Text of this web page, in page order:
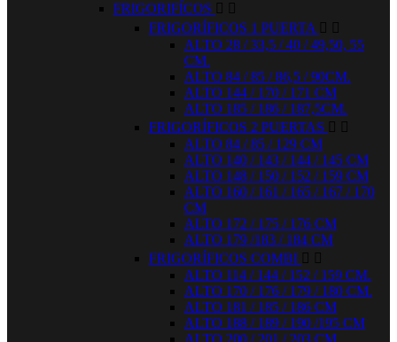
FRIGORIFÍCOS  
FRIGORÍFICOS 1 PUERTA  
ALTO 28 / 33,5 / 40 / 49,50, 55
CM.
ALTO 84 / 85 / 86,5 / 90CM.
ALTO 144 / 170 / 171 CM
ALTO 185 / 186 / 187,5CM.
FRIGORÍFICOS 2 PUERTAS  
ALTO 84 / 85 / 129 CM
ALTO 140 / 143 / 144 / 145 CM
ALTO 148 / 150 / 152 / 159 CM
ALTO 160 / 161 / 165 / 167 / 170
CM
ALTO 172 / 175 / 176 CM
ALTO 179 /183 / 184 CM
FRIGORÍFICOS COMBI  
ALTO 114 / 144 / 152 / 159 CM.
ALTO 170 / 176 / 179 / 180 CM.
ALTO 181 / 185 / 186 CM
ALTO 188 / 189 / 190 /195 CM
ALTO 200 / 201 / 203 CM